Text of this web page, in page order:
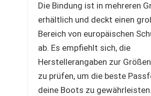
Die Bindung ist in mehreren
erhältlich und deckt einen
Bereich von europäischen
ab. Es empfiehlt sich, die
Herstellerangaben zur
zu prüfen, um die beste
deine Boots zu gewährleisten.